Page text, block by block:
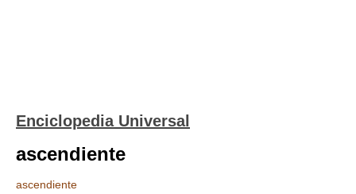
Enciclopedia Universal
ascendiente
ascendiente